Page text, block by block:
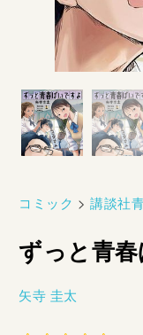
コミック >講談社
ずっと青春
矢寺 圭太